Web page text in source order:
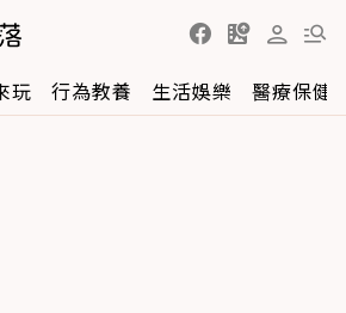
玩 行為教養 生活娛樂 醫療保健